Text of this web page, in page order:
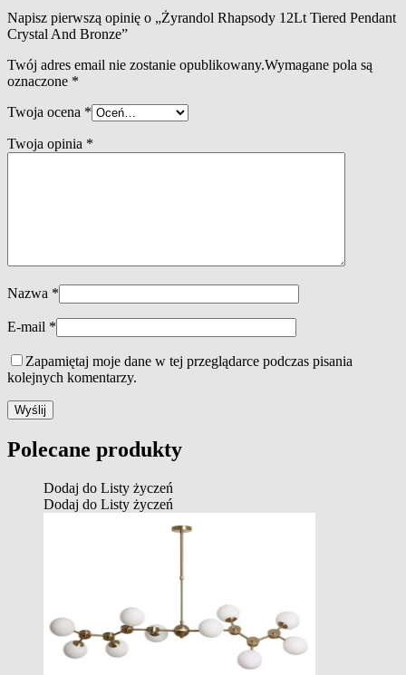
Napisz pierwszą opinię o „Żyrandol Rhapsody 12Lt Tiered Pendant
Crystal And Bronze”
Twój adres email nie zostanie opublikowany.Wymagane pola są
oznaczone *
Twoja ocena *
Twoja opinia *
Nazwa *
E-mail *
Zapamiętaj moje dane w tej przeglądarce podczas pisania
kolejnych komentarzy.
Polecane produkty
Dodaj do Listy życzeń
Dodaj do Listy życzeń